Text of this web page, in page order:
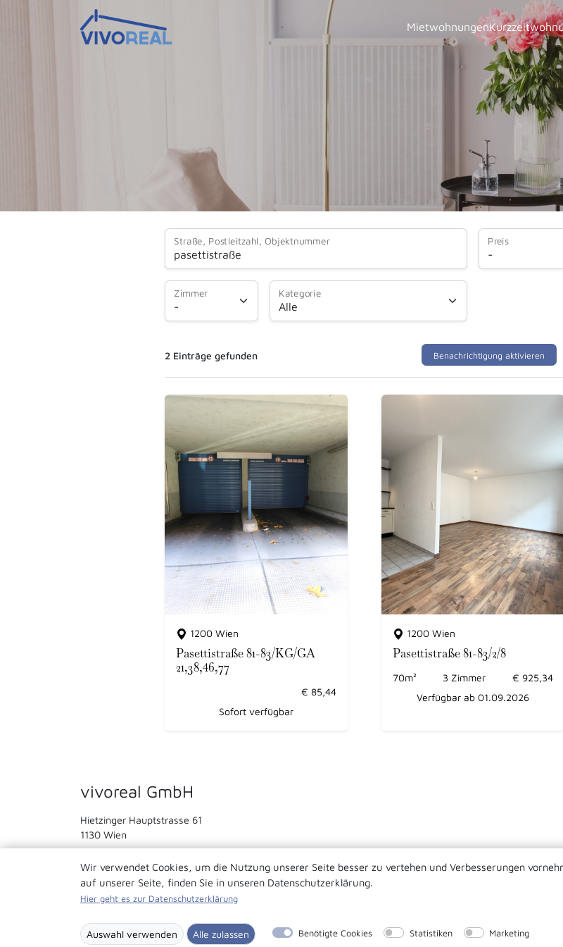
Mietwohnungen
Straße, Postleitzahl, Objektnummer Preis
Zimmer Kategorie
2 Einträge gefunden Benachrichtigung aktivieren
1200 Wien
Pasettistraße 81-83/KG/GA
21,38,46,77
€ 85,44
Sofort verfügbar
1200 Wien
Pasettistraße 81-83/2/8
70m² 3 Zimmer € 925,34
Verfügbar ab 01.09.2026
vivoreal GmbH
Hietzinger Hauptstrasse 61
1130 Wien
+43 664 855 47 31
(Fax) +43 1 315 46 04 16
office@vivoreal.at
2026vivoreal GmbH |Impressum
Wir verwendet Cookies, um die Nutzung unserer Seite besser zu vertehen und Verbesserungen
auf unserer Seite, finden Sie in unseren Datenschutzerklärung.
Hier geht es zur Datenschutzerklärung
Auswahl verwenden Alle zulassen Benötigte Cookies Statistiken Marketing